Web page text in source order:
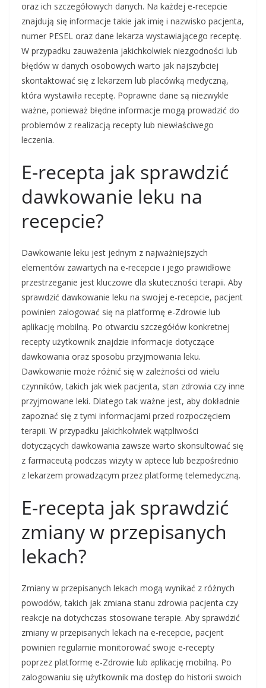
oraz ich szczegółowych danych. Na każdej e-recepcie
znajdują się informacje takie jak imię i nazwisko pacjenta,
numer PESEL oraz dane lekarza wystawiającego receptę.
W przypadku zauważenia jakichkolwiek niezgodności lub
błędów w danych osobowych warto jak najszybciej
skontaktować się z lekarzem lub placówką medyczną,
która wystawiła receptę. Poprawne dane są niezwykle
ważne, ponieważ błędne informacje mogą prowadzić do
problemów z realizacją recepty lub niewłaściwego
leczenia.
E-recepta jak sprawdzić
dawkowanie leku na
recepcie?
Dawkowanie leku jest jednym z najważniejszych
elementów zawartych na e-recepcie i jego prawidłowe
przestrzeganie jest kluczowe dla skuteczności terapii. Aby
sprawdzić dawkowanie leku na swojej e-recepcie, pacjent
powinien zalogować się na platformę e-Zdrowie lub
aplikację mobilną. Po otwarciu szczegółów konkretnej
recepty użytkownik znajdzie informacje dotyczące
dawkowania oraz sposobu przyjmowania leku.
Dawkowanie może różnić się w zależności od wielu
czynników, takich jak wiek pacjenta, stan zdrowia czy inne
przyjmowane leki. Dlatego tak ważne jest, aby dokładnie
zapoznać się z tymi informacjami przed rozpoczęciem
terapii. W przypadku jakichkolwiek wątpliwości
dotyczących dawkowania zawsze warto skonsultować się
z farmaceutą podczas wizyty w aptece lub bezpośrednio
z lekarzem prowadzącym przez platformę telemedyczną.
E-recepta jak sprawdzić
zmiany w przepisanych
lekach?
Zmiany w przepisanych lekach mogą wynikać z różnych
powodów, takich jak zmiana stanu zdrowia pacjenta czy
reakcje na dotychczas stosowane terapie. Aby sprawdzić
zmiany w przepisanych lekach na e-recepcie, pacjent
powinien regularnie monitorować swoje e-recepty
poprzez platformę e-Zdrowie lub aplikację mobilną. Po
zalogowaniu się użytkownik ma dostęp do historii swoich